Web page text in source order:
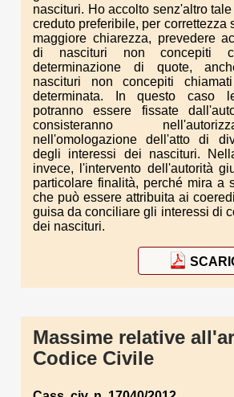
nascituri. Ho accolto senz'altro
creduto preferibile, per correttezza
maggiore chiarezza, prevedere
di nascituri non concepiti
determinazione di quote,
nascituri non concepiti
determinata. In questo caso
potranno essere fissate
consisteranno
nell'omologazione dell'atto di
degli interessi dei nascituri.
invece, l'intervento dell'autorità
particolare finalità, perché mira a
che può essere attribuita ai
guisa da conciliare gli interessi di
dei nascituri.
Massime relative
Codice Civile